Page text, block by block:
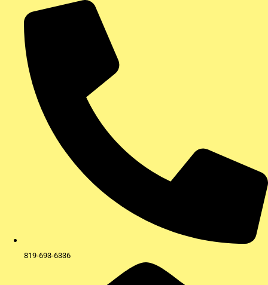
contenu
819-693-6336